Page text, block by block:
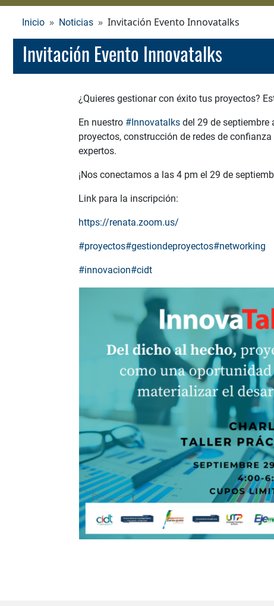
Inicio Noticias Invitación Evento Innovatalks
Invitación Evento Innovatalks
¿Quieres gestionar con éxito tus proyectos?
En nuestro #Innovatalks del 29 de septiembre
proyectos, construcción de redes de
expertos.
¡Nos conectamos a las 4 pm el 29 de
Link para la inscripción:
https://renata.zoom.us/
#proyectos#gestiondeproyectos#networking
#innovacion#cidt